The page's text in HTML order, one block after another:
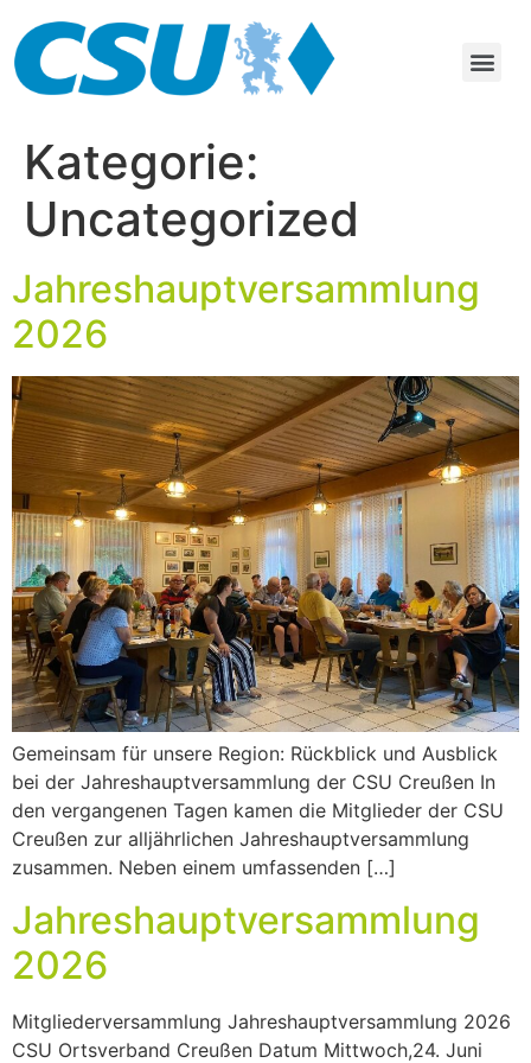
Kategorie:
Uncategorized
Jahreshauptversammlung
2026
Gemeinsam für unsere Region: Rückblick und Ausblick
bei der Jahreshauptversammlung der CSU Creußen In
den vergangenen Tagen kamen die Mitglieder der CSU
Creußen zur alljährlichen Jahreshauptversammlung
zusammen. Neben einem umfassenden […]
Jahreshauptversammlung
2026
Mitgliederversammlung Jahreshauptversammlung 2026
CSU Ortsverband Creußen Datum Mittwoch,24. Juni